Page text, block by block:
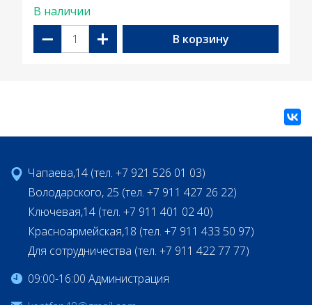
В наличии
− + В корзину
Чапаева,14 (тел. +7 921 526 01 03)
Володарского, 25 (тел. +7 911 427 26 22)
Ключевая,14 (тел. +7 911 401 02 40)
Красноармейская,18 (тел. +7 911 433 50 97)
Для сотрудничества (тел. +7 911 422 77 77)
09:00-16:00 Администрация